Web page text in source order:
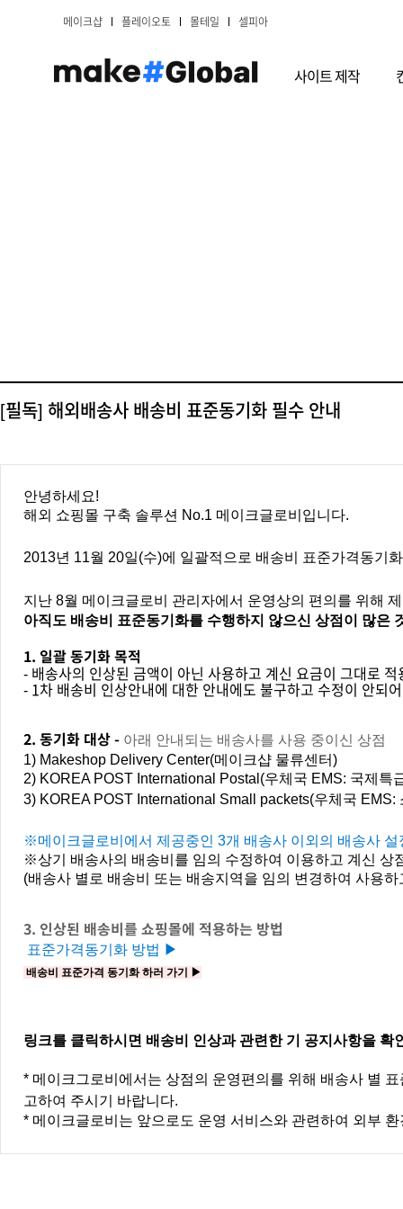
메이크샵 플레이오토 몰테일 셀피아
사이트 제작
[필독] 해외배송사 배송비 표준동기화 필수 안내
안녕하세요!
해외 쇼핑몰 구축 솔루션 No.1 메이크글로비입니다.
2013년 11월 20일(수)에 일괄적으로 배송비 표준가격동기
지난 8월 메이크글로비 관리자에서 운영상의 편의를 위해
아직도 배송비 표준동기화를 수행하지 않으신 상점이 많은
1. 일괄 동기화 목적
- 배송사의 인상된 금액이 아닌 사용하고 계신 요금이 그대로
- 1차 배송비 인상안내에 대한 안내에도 불구하고 수정이 안되
2. 동기화 대상 - 아래 안내되는 배송사를 사용 중이신 상점
1) Makeshop Delivery Center(메이크샵 물류센터)
2) KOREA POST International Postal(우체국 EMS: 국제특
3) KOREA POST International Small packets(우체국 EMS:
※메이크글로비에서 제공중인 3개 배송사 이외의 배송사
※상기 배송사의 배송비를 임의 수정하여 이용하고 계신 상
(배송사 별로 배송비 또는 배송지역을 임의 변경하여 사용
3. 인상된 배송비를 쇼핑몰에 적용하는 방법
표준가격동기화 방법 ▶
배송비 표준가격 동기화 하러 가기 ▶
링크를 클릭하시면 배송비 인상과 관련한 기 공지사항을 확
* 메이크그로비에서는 상점의 운영편의를 위해 배송사 별
고하여 주시기 바랍니다.
* 메이크글로비는 앞으로도 운영 서비스와 관련하여 외부